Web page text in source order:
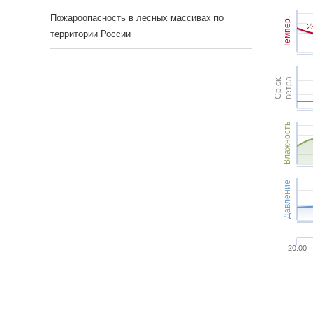
Темпер.
Ср.ск.ветра
Влажность
Давление
20:00
Пожароопасность в лесных массивах по
территории России